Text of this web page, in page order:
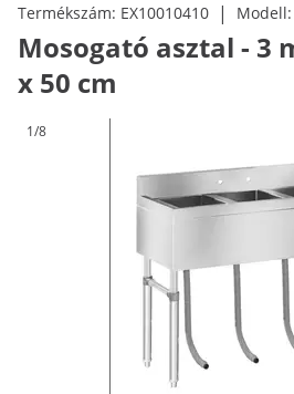
Termékszám: EX10010410 | Modell:
Mosogató asztal - 3
x 50 cm
1/8